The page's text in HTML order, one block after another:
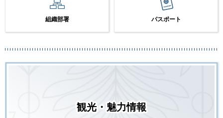
組織部署 パスポート
観光・魅力情報